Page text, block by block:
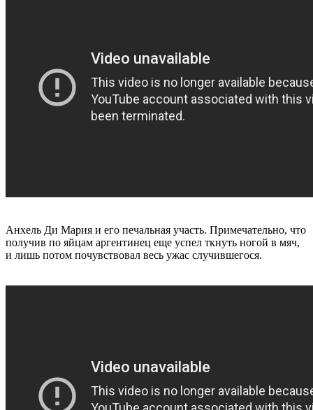
Анхель Ди Мария и его печальная участь. Примечательно, что
получив по яйцам аргентинец еще успел ткнуть ногой в мяч,
и лишь потом почувствовал весь ужас случившегося.